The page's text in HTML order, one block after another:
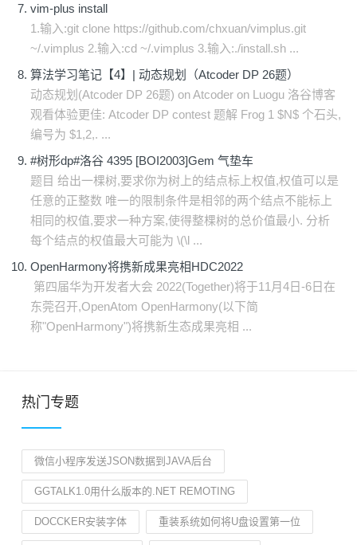
vim-plus install
1.输入:git clone https://github.com/chxuan/vimplus.git
~/.vimplus 2.输入:cd ~/.vimplus 3.输入:./install.sh ...
算法学习笔记【4】| 动态规划（Atcoder DP 26题）
动态规划(Atcoder DP 26题) on Atcoder on Luogu 洛谷博客
观看体验更佳: Atcoder DP contest 题解 Frog 1 $N$ 个石头,
编号为 $1,2,. ...
#树形dp#洛谷 4395 [BOI2003]Gem 气垫车
题目 给出一棵树,要求你为树上的结点标上权值,权值可以是
任意的正整数 唯一的限制条件是相邻的两个结点不能标上
相同的权值,要求一种方案,使得整棵树的总价值最小. 分析
每个结点的权值最大可能为 \(\l ...
OpenHarmony将携新成果亮相HDC2022
第四届华为开发者大会 2022(Together)将于11月4日-6日在
东莞召开,OpenAtom OpenHarmony(以下简
称"OpenHarmony")将携新生态成果亮相 ...
热门专题
微信小程序发送JSON数据到JAVA后台
GGTALK1.0用什么版本的.NET REMOTING
DOCCKER安装字体 重装系统如何将U盘设置第一位